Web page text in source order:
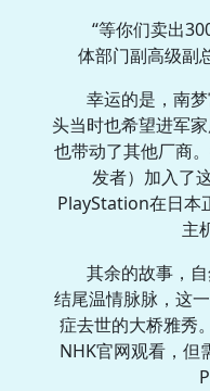
“等你们卖出
体部门副高级副
幸运的是，南
头当时也希望进军
也带动了其他厂商
发者）加入了
PlayStation在日本
主
其余的故事，
结尾温情脉脉，这
症去世的大桥雅秀
NHK官网观看，但